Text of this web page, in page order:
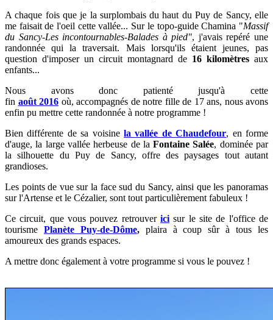
A chaque fois que je la surplombais du haut du Puy de Sancy, elle
me faisait de l'oeil cette vallée... Sur le topo-guide Chamina "Massif
du Sancy-Les incontournables-Balades à pied", j'avais repéré une
randonnée qui la traversait. Mais lorsqu'ils étaient jeunes, pas
question d'imposer un circuit montagnard de 16 kilomètres aux
enfants...
Nous avons donc patienté jusqu'à cette
fin août2016 où, accompagnés denotre fille de 17 ans, nous avons
enfin pu mettre cette randonnée à notre programme !
Bien différente de sa voisine la vallée de Chaudefour, en forme
d'auge, la large vallée herbeuse de laFontaine Salée, dominée par
la silhouette du Puy de Sancy, offre des paysages tout autant
grandioses.
Les points de vue sur la face sud du Sancy, ainsi que les panoramas
sur l'Artense et le Cézalier, sont tout particulièrement fabuleux !
Ce circuit, que vous pouvez retrouverici sur le site de l'office de
tourisme Planète Puy-de-Dôme, plaira
à coup sûr à tous les
amoureux des grands espaces.
A mettre donc également à votre programme si vous le pouvez !